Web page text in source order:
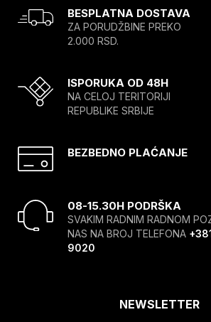
BESPLATNA DOSTAVA
ZA PORUDŽBINE PREKO
2.000 RSD.
ISPORUKA OD 48H
NA CELOJ TERITORIJI
REPUBLIKE SRBIJE
BEZBEDNO PLAĆANJE
08-15.30H PODRŠKA
SVAKIM RADNIM RADNOM
NAS NA BROJ TELEFONA
9020
NEWSLETTER